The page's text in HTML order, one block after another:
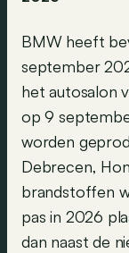
BMW heeft
september
het autosalon
op 9
worden
Debrecen,
brandstoffen
pas in 2026
dan naast de